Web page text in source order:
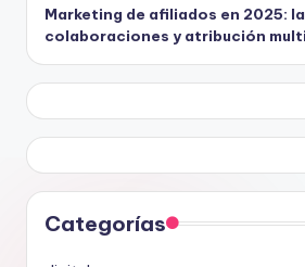
Marketing de afiliados en 2025:
colaboraciones y atribución
Categorías